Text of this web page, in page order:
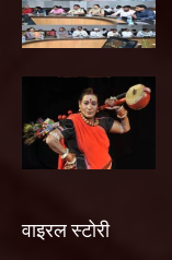
वाइरल स्टोरी